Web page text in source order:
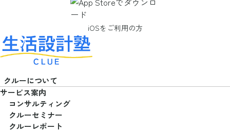
iOSをご利用の方
クルーについて
サービス案内
コンサルティング
クルーセミナー
クルーレポート